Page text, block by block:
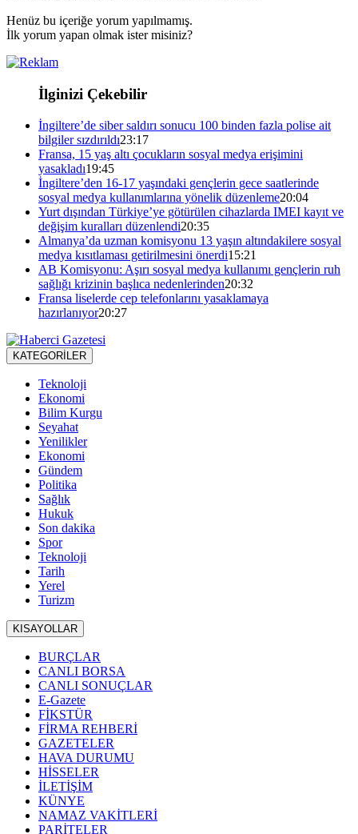
Henüz bu içeriğe yorum yapılmamış.
İlk yorum yapan olmak ister misiniz?
İlginizi Çekebilir
İngiltere’de siber saldırı sonucu 100 binden fazla polise ait
bilgiler sızdırıldı23:17
Fransa, 15 yaş altı çocukların sosyal medya erişimini
yasakladı19:45
İngiltere’den 16-17 yaşındaki gençlerin gece saatlerinde
sosyal medya kullanımlarına yönelik düzenleme20:04
Yurt dışından Türkiye’ye götürülen cihazlarda IMEI kayıt ve
değişim kuralları düzenlendi20:35
Almanya’da uzman komisyonu 13 yaşın altındakilere sosyal
medya kısıtlaması getirilmesini önerdi15:21
AB Komisyonu: Aşırı sosyal medya kullanımı gençlerin ruh
sağlığı krizinin başlıca nedenlerinden20:32
Fransa liselerde cep telefonlarını yasaklamaya
hazırlanıyor20:27
KATEGORİLER
Teknoloji
Ekonomi
Bilim Kurgu
Seyahat
Yenilikler
Ekonomi
Gündem
Politika
Sağlık
Hukuk
Son dakika
Spor
Teknoloji
Tarih
Yerel
Turizm
KISAYOLLAR
BURÇLAR
CANLI BORSA
CANLI SONUÇLAR
E-Gazete
FİKSTÜR
FİRMA REHBERİ
GAZETELER
HAVA DURUMU
HİSSELER
İLETİŞİM
KÜNYE
NAMAZ VAKİTLERİ
PARİTELER